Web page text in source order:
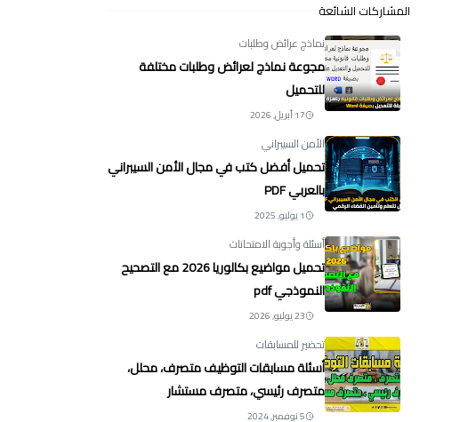
المشاركات الشائعة
نماذج عرائض وطلبات
مجوعة نماذج لعرائض وطلبات مختلفة
للتحميل
17 أبريل, 2026
الأمن السيبراني
تحميل أفضل كتب في مجال الأمن السيبراني
بالعربي PDF
1 يوليو, 2025
أسئلة وأجوبة الامتحانات
تحميل مواضيع بكالوريا 2026 مع التصحيح
النموذجي pdf
23 يوليو, 2026
تحضير للمسابقات
أسئلة مسابقات التوظيف متصرف، محلل،
متصرف رئيسي، متصرف مستشار
5 نوفمبر, 2024